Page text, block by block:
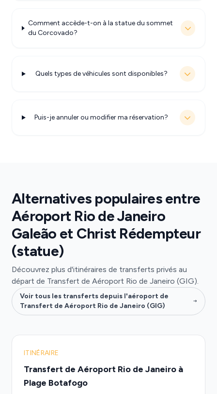
Comment accède-t-on à la statue du sommet
du Corcovado?
Quels types de véhicules sont disponibles?
Puis-je annuler ou modifier ma réservation?
Alternatives populaires entre
Aéroport Rio de Janeiro
Galeão et Christ Rédempteur
(statue)
Découvrez plus d'itinéraires de transferts privés au
départ de Transfert de Aéroport Rio de Janeiro (GIG).
Voir tous les transferts depuis l'aéroport de
Transfert de Aéroport Rio de Janeiro (GIG)
ITINÉRAIRE
Transfert de Aéroport Rio de Janeiro à
Plage Botafogo